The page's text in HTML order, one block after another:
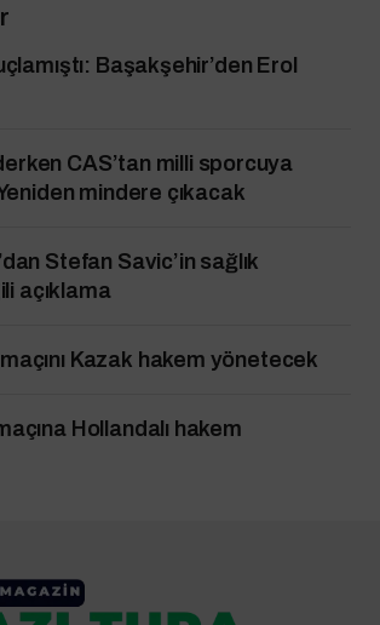
Başakşehir’den Erol
CAS’tan milli sporcuya
mindere çıkacak
Stefan Savic’in sağlık
açıklama
Kazak hakem yönetecek
Hollandalı hakem